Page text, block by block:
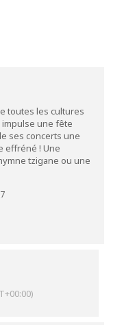
toutes les cultures
une fête
ses concerts une
effréné ! Une
tzigane ou une